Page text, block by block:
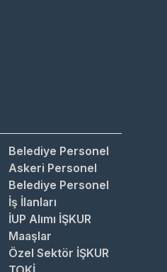
Belediye Personel
Askeri Personel
Belediye Personel
İş İlanları
İUP Alımı İŞKUR
Maaşlar
Özel Sektör İŞKUR